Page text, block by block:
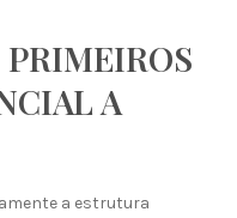
A
a estrutura